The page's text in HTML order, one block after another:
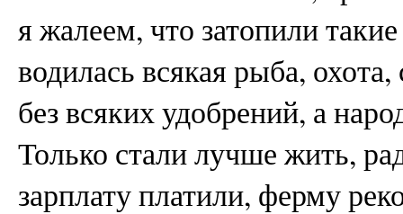
я жалеем, что затопили
водилась всякая рыба,
без всяких удобрений, а
Только стали лучше жить,
зарплату платили, ферму